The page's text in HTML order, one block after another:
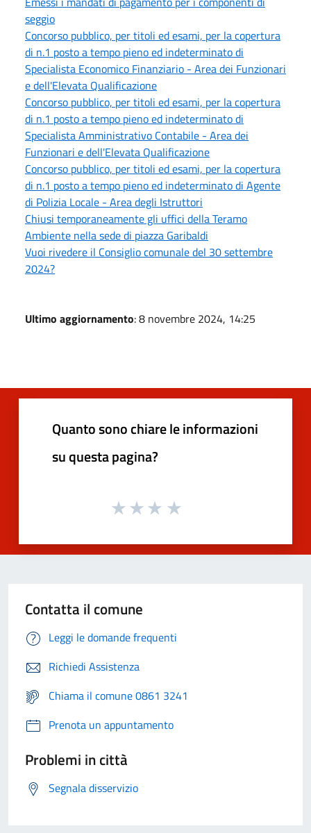
seggio
Concorso pubblico, per titoli ed esami, per la copertura
di n.1 posto a tempo pieno ed indeterminato di
Specialista Economico Finanziario - Area dei Funzionari
e dell'Elevata Qualificazione
Concorso pubblico, per titoli ed esami, per la copertura
di n.1 posto a tempo pieno ed indeterminato di
Specialista Amministrativo Contabile - Area dei
Funzionari e dell'Elevata Qualificazione
Concorso pubblico, per titoli ed esami, per la copertura
di n.1 posto a tempo pieno ed indeterminato di Agente
di Polizia Locale - Area degli Istruttori
Chiusi temporaneamente gli uffici della Teramo
Ambiente nella sede di piazza Garibaldi
Vuoi rivedere il Consiglio comunale del 30 settembre
2024?
Ultimo aggiornamento: 8 novembre 2024, 14:25
Quanto sono chiare le informazioni
su questa pagina?
Contatta il comune
Leggi le domande frequenti
Richiedi Assistenza
Chiama il comune 0861 3241
Prenota un appuntamento
Problemi in città
Segnala disservizio